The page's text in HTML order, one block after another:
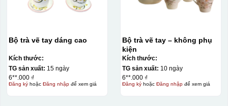
Bộ trà vẽ tay dáng cao
Kích thước:
TG sản xuất: 15 ngày
6**.000 ₫
Đăng kýhoặc Đăng nhậpđể xem giá
Bộ trà vẽ tay – không phụ
kiện
Kích thước:
TG sản xuất: 10 ngày
6**.000 ₫
Đăng kýhoặc Đăng nhậpđể xem giá